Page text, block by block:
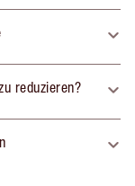
reduzieren?